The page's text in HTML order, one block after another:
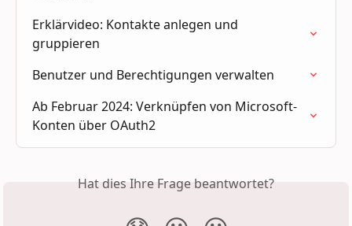
Erklärvideo: Kontakte anlegen und
gruppieren
Benutzer und Berechtigungen verwalten
Ab Februar 2024: Verknüpfen von Microsoft-
Konten über OAuth2
Hat dies Ihre Frage beantwortet?